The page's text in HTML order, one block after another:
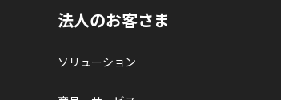
法人のお客さま
ソリューション